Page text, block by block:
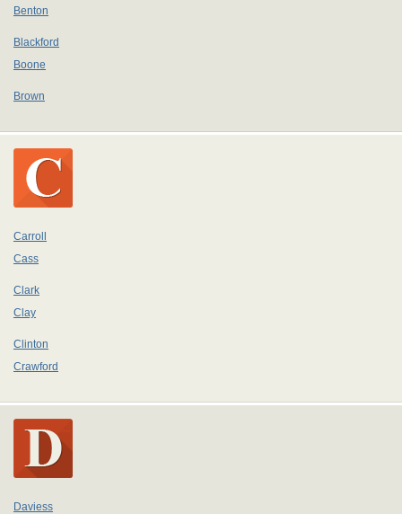
Benton
Blackford
Boone
Brown
Carroll
Cass
Clark
Clay
Clinton
Crawford
Daviess